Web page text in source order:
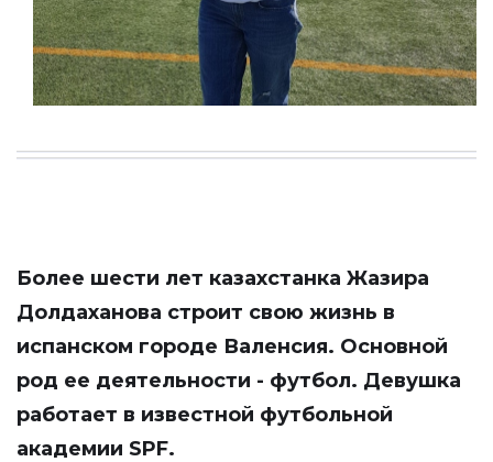
Более шести лет казахстанка Жазира
Долдаханова строит свою жизнь в
испанском городе Валенсия. Основной
род ее деятельности - футбол. Девушка
работает в известной футбольной
академии SPF.